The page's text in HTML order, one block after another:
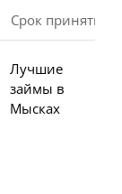
Срок принятия
Лучшие
займы в
Мысках